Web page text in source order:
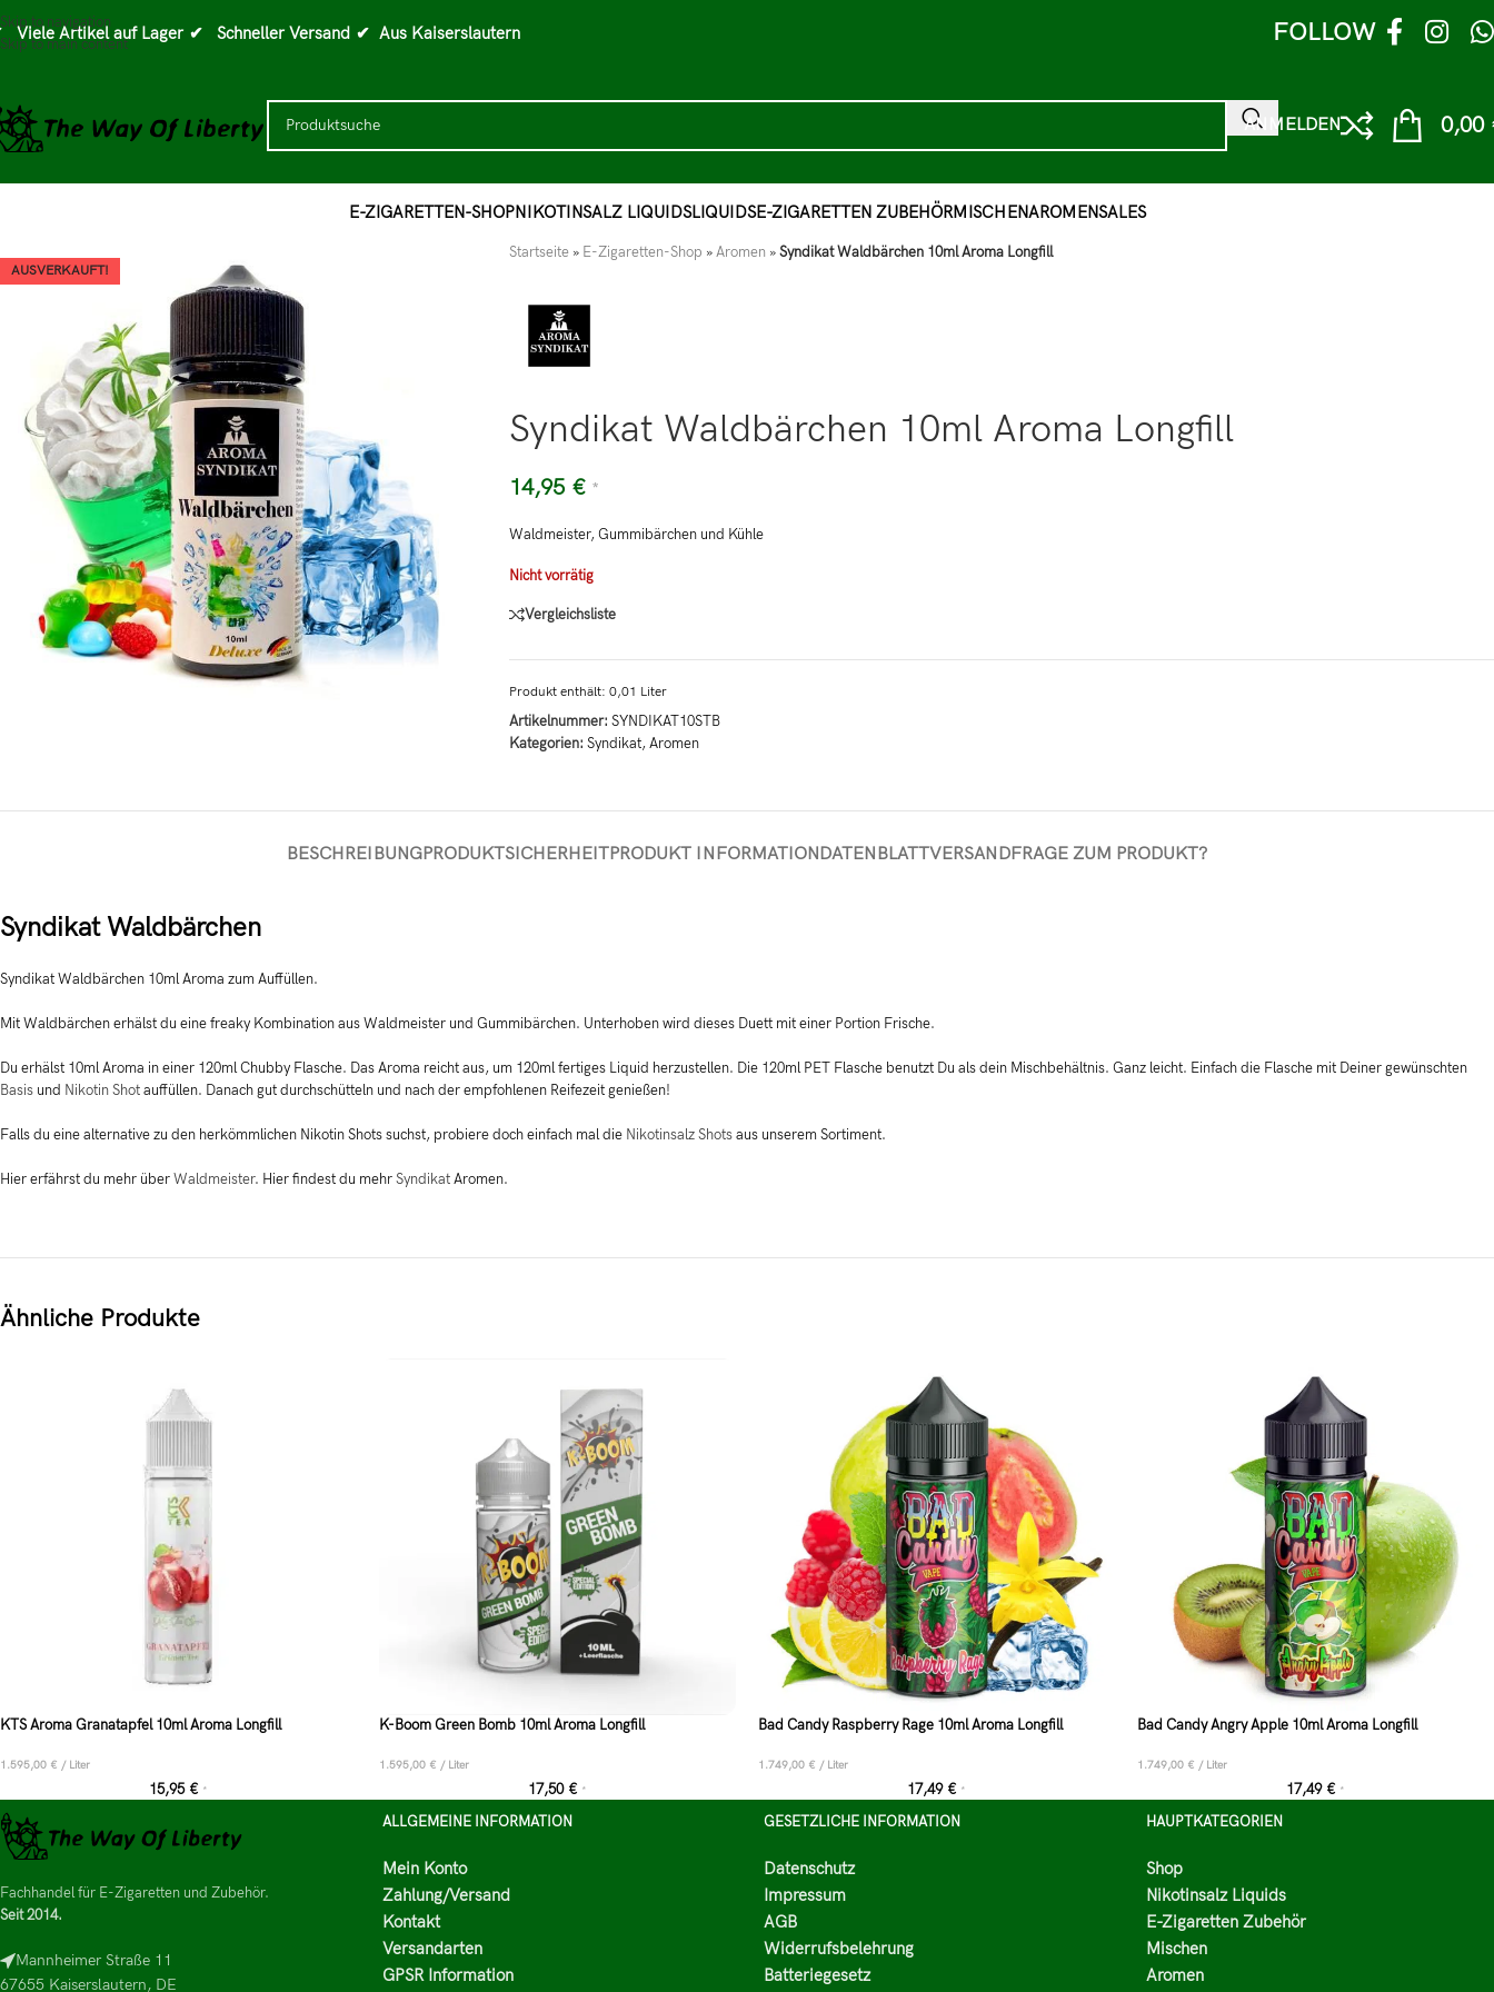
Skip to navigation
Skip to main content
Viele Artikel auf Lager ✔ Schneller Versand ✔ Aus Kaiserslautern FOLLOW
ANMELDEN 0,00
E-ZIGARETTEN-SHOPNIKOTINSALZ LIQUIDSLIQUIDSE-ZIGARETTEN ZUBEHÖRMISCHENAROMENSALES
AUSVERKAUFT!
Startseite » E-Zigaretten-Shop »Aromen »Syndikat Waldbärchen 10ml Aroma Longfill
Syndikat Waldbärchen 10ml Aroma Longfill
14,95 € *
Waldmeister, Gummibärchen und Kühle
Nicht vorrätig
Vergleichsliste
Produkt enthält: 0,01 Liter
Artikelnummer: SYNDIKAT10STB
Kategorien: Syndikat,Aromen
BESCHREIBUNGPRODUKTSICHERHEITPRODUKT INFORMATIONDATENBLATTVERSANDFRAGE ZUM PRODUKT?
Syndikat Waldbärchen
Syndikat Waldbärchen 10ml Aroma zum Auffüllen.
Mit Waldbärchen erhälst du eine freaky Kombination aus Waldmeister und Gummibärchen. Unterhoben wird dieses Duett mit einer Portion Frische.
Du erhälst 10ml Aroma in einer 120ml Chubby Flasche. Das Aroma reicht aus, um 120ml fertiges Liquid herzustellen. Die 120ml PET Flasche benutzt Du als dein Mischbehältnis. Ganz leicht. Einfach die Flasche mit Deiner gewünschten
Basis und Nikotin Shotauffüllen. Danach gut durchschütteln und nach der empfohlenen Reifezeit genießen!
Falls du eine alternative zu den herkömmlichen Nikotin Shots suchst, probiere doch einfach mal die Nikotinsalz Shotsaus unserem Sortiment.
Hier erfährst du mehr überWaldmeister. Hier findest du mehrSyndikatAromen.
Ähnliche Produkte
KTS Aroma Granatapfel 10ml Aroma Longfill
1.595,00 € / Liter
15,95 € *
K-Boom Green Bomb 10ml Aroma Longfill
1.595,00 € / Liter
17,50 € *
Bad Candy Raspberry Rage 10ml Aroma Longfill
1.749,00 € / Liter
17,49 € *
Bad Candy Angry Apple 10ml Aroma Longfill
1.749,00 € / Liter
17,49 € *
Fachhandel für E-Zigaretten und Zubehör.
Seit 2014.
Mannheimer Straße 11
67655 Kaiserslautern, DE
ALLGEMEINE INFORMATION
Mein Konto
Zahlung/Versand
Kontakt
Versandarten
GPSR Information
GESETZLICHE INFORMATION
Datenschutz
Impressum
AGB
Widerrufsbelehrung
Batteriegesetz
HAUPTKATEGORIEN
Shop
Nikotinsalz Liquids
E-Zigaretten Zubehör
Mischen
Aromen